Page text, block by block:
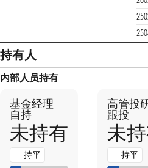
持有人
内部人员持有
基金经理
自持
未持有
持平
高管投
跟投
未
持平